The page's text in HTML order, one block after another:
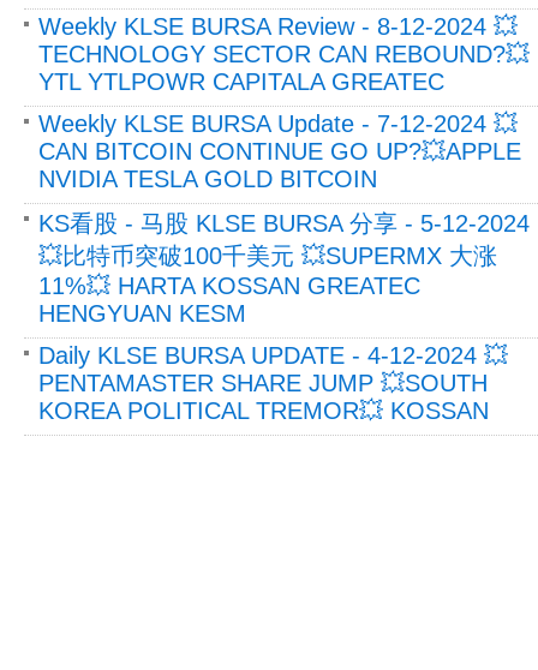
Weekly KLSE BURSA Review - 8-12-2024 💥
TECHNOLOGY SECTOR CAN REBOUND?💥
YTL YTLPOWR CAPITALA GREATEC
Weekly KLSE BURSA Update - 7-12-2024 💥
CAN BITCOIN CONTINUE GO UP?💥APPLE
NVIDIA TESLA GOLD BITCOIN
KS看股 - 马股 KLSE BURSA 分享 - 5-12-2024
💥比特币突破100千美元 💥SUPERMX 大涨
11%💥 HARTA KOSSAN GREATEC
HENGYUAN KESM
Daily KLSE BURSA UPDATE - 4-12-2024 💥
PENTAMASTER SHARE JUMP 💥SOUTH
KOREA POLITICAL TREMOR💥 KOSSAN